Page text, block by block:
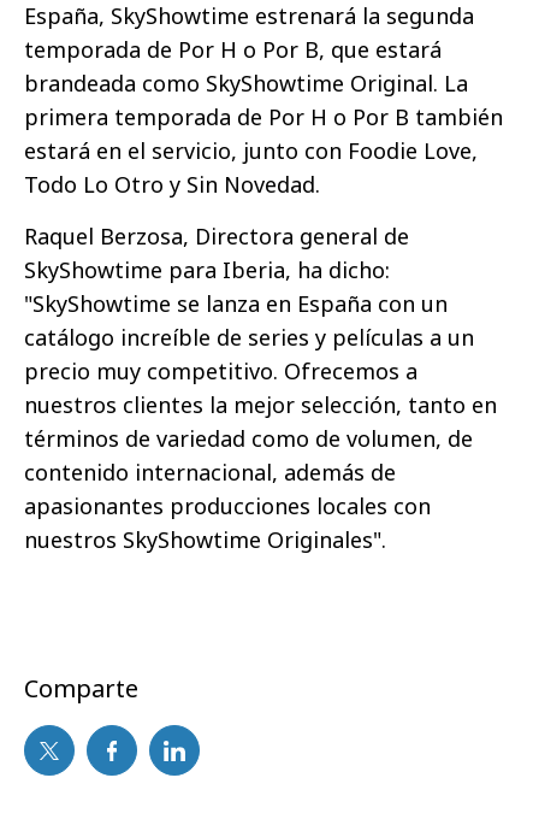
España, SkyShowtime estrenará la segunda
temporada de Por H o Por B, que estará
brandeada como SkyShowtime Original. La
primera temporada de Por H o Por B también
estará en el servicio, junto con Foodie Love,
Todo Lo Otro y Sin Novedad.
Raquel Berzosa, Directora general de
SkyShowtime para Iberia, ha dicho:
"SkyShowtime se lanza en España con un
catálogo increíble de series y películas a un
precio muy competitivo. Ofrecemos a
nuestros clientes la mejor selección, tanto en
términos de variedad como de volumen, de
contenido internacional, además de
apasionantes producciones locales con
nuestros SkyShowtime Originales".
Comparte